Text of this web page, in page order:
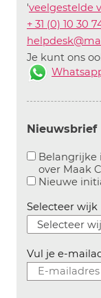
'veelgestelde
+ 31 (0) 10 30
Je kunt ons
Nieuwsbrief
over Maak
Aanvinken
Nieuwe
Selecteer wijk
Vul je e-